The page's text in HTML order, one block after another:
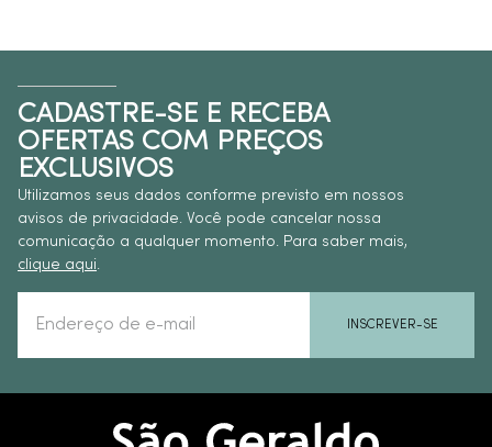
CADASTRE-SE E RECEBA
OFERTAS COM PREÇOS
EXCLUSIVOS
Utilizamos seus dados conforme previsto em nossos
avisos de privacidade. Você pode cancelar nossa
comunicação a qualquer momento. Para saber mais,
clique aqui.
INSCREVER-SE